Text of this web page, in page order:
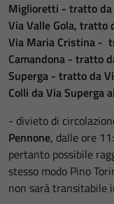
Miglioretti - tratto da
Via Valle Gola, tratto
Via Maria Cristina -
Camandona - tratto
Superga - tratto da
Colli da Via Superga
- divieto di
Pennone, dalle ore
pertanto possibile
stesso modo Pino
non sarà transitabile